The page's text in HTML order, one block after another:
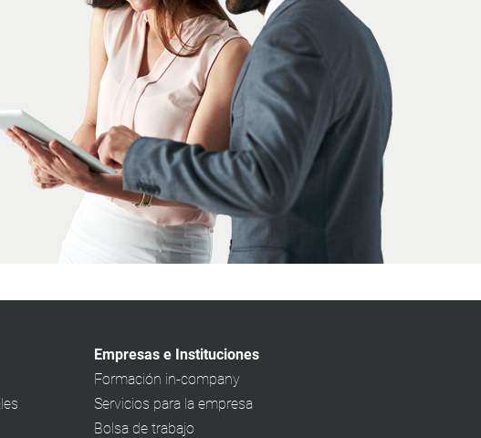
Empresas e Instituciones
Formación in-company
Servicios para la empresa
Bolsa de trabajo